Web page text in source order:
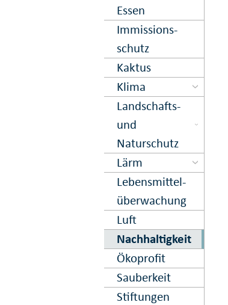
Essen
Immissions­
schutz
Kaktus
Klima
Landschafts-
und
Naturschutz
Lärm
Lebens­mittel­
über­wachung
Luft
Nachhaltig­keit
Ökoprofit
Sauberkeit
Stiftungen